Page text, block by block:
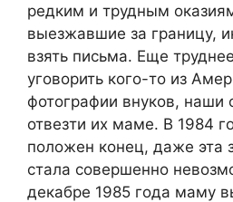
редким и трудным
выезжавшие за границу,
взять письма. Еще
уговорить кого-то из
фотографии внуков, наши
отвезти их маме. В 1984
положен конец, даже эта
стала совершенно
декабре 1985 года маму